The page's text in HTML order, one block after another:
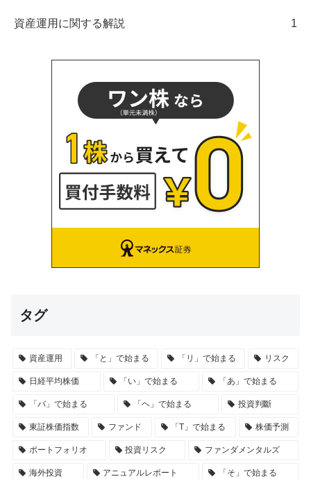
資産運用に関する解説 1
タグ
資産運用 「と」で始まる 「リ」で始まる リスク
日経平均株価 「い」で始まる 「あ」で始まる
「バ」で始まる 「ヘ」で始まる 投資判斷
東証株価指数 ファンド 「T」で始まる 株価予測
ポートフォリオ 投資リスク ファンダメンタルズ
海外投資 アニュアルレポート 「そ」で始まる